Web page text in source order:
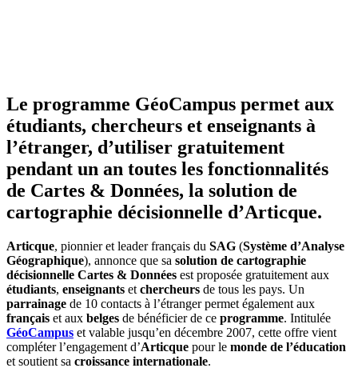
Le programme GéoCampus permet aux
étudiants, chercheurs et enseignants à
l’étranger, d’utiliser gratuitement
pendant un an toutes les fonctionnalités
de Cartes & Données, la solution de
cartographie décisionnelle d’Articque.
Articque, pionnier et leader français du SAG (Système d’Analyse
Géographique), annonce que sa solution de cartographie
décisionnelle Cartes & Données est proposée gratuitement aux
étudiants, enseignants et chercheurs de tous les pays. Un
parrainage de 10 contacts à l’étranger permet également aux
français et aux belges de bénéficier de ce programme. Intitulée
GéoCampus et valable jusqu’en décembre 2007, cette offre vient
compléter l’engagement d’Articque pour le monde de l’éducation
et soutient sa croissance internationale.